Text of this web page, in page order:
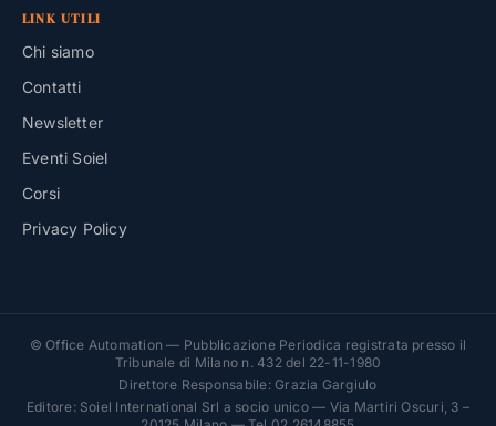
LINK UTILI
Chi siamo
Contatti
Newsletter
Eventi Soiel
Corsi
Privacy Policy
© Office Automation — Pubblicazione Periodica registrata presso il
Tribunale di Milano n. 432 del 22-11-1980
Direttore Responsabile: Grazia Gargiulo
Editore: Soiel International Srl a socio unico — Via Martiri Oscuri, 3 –